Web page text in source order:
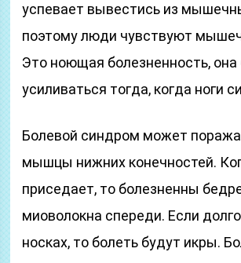
успевает вывестись из
поэтому люди чувствуют
Это ноющая болезненность, она
усиливаться тогда, когда ноги
Болевой синдром может
мышцы нижних конечностей.
приседает, то болезненны
миоволокна спереди. Если
носках, то болеть будут икры.